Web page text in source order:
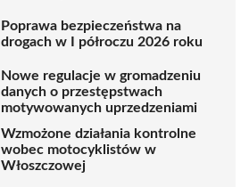
Poprawa bezpieczeństwa na
drogach w I półroczu 2026 roku
Nowe regulacje w gromadzeniu
danych o przestępstwach
motywowanych uprzedzeniami
Wzmożone działania kontrolne
wobec motocyklistów w
Włoszczowej